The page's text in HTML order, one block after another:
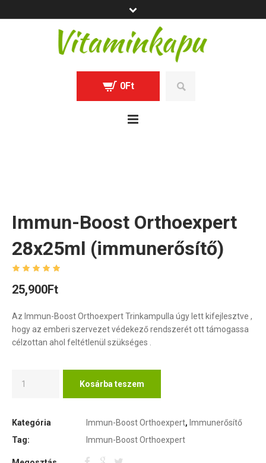
0Ft
Immun-Boost Orthoexpert
28x25ml (immunerősítő)
25,900Ft
Az Immun-Boost Orthoexpert Trinkampulla úgy lett kifejlesztve ,
hogy az emberi szervezet védekező rendszerét ott támogassa
célzottan ahol feltétlenül szükséges .
Kosárba teszem
Kategória Immun-Boost Orthoexpert, Immunerősítő
Tag:
Immun-Boost Orthoexpert